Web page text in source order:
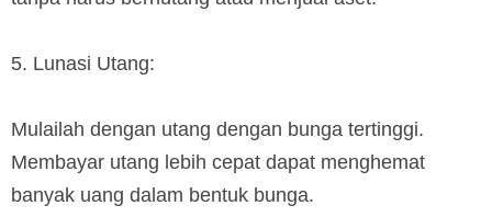
5. Lunasi Utang:
Mulailah dengan utang dengan bunga tertinggi.
Membayar utang lebih cepat dapat menghemat
banyak uang dalam bentuk bunga.